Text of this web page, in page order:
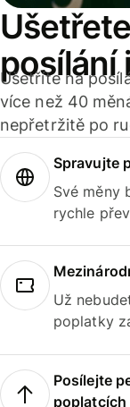
posílání
Ušetříte na
více než 40
nepřetržitě po
Spravujte
Své měny
rychle
Už
poplatky
Posílejte
poplatcích